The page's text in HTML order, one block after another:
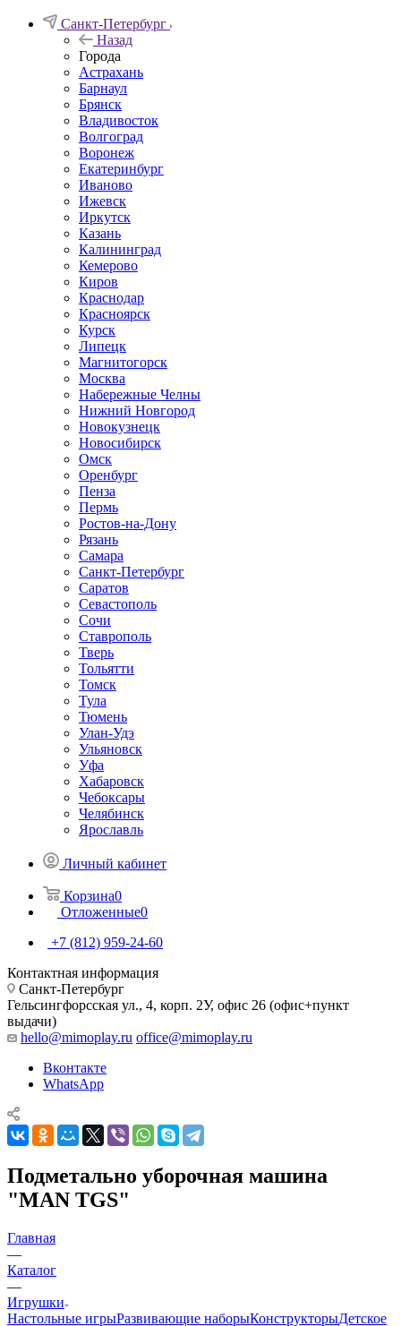
Санкт-Петербург
Назад
Города
Астрахань
Барнаул
Брянск
Владивосток
Волгоград
Воронеж
Екатеринбург
Иваново
Ижевск
Иркутск
Казань
Калининград
Кемерово
Киров
Краснодар
Красноярск
Курск
Липецк
Магнитогорск
Москва
Набережные Челны
Нижний Новгород
Новокузнецк
Новосибирск
Омск
Оренбург
Пенза
Пермь
Ростов-на-Дону
Рязань
Самара
Санкт-Петербург
Саратов
Севастополь
Сочи
Ставрополь
Тверь
Тольятти
Томск
Тула
Тюмень
Улан-Удэ
Ульяновск
Уфа
Хабаровск
Чебоксары
Челябинск
Ярославль
Личный кабинет
Корзина0
Отложенные0
+7 (812) 959-24-60
Контактная информация
Санкт-Петербург
Гельсингфорсская ул., 4, корп. 2У, офис 26 (офис+пункт
выдачи)
hello@mimoplay.ru office@mimoplay.ru
Вконтакте
WhatsApp
Подметально уборочная машина
"MAN TGS"
Главная
—
Каталог
—
Игрушки
Настольные игрыРазвивающие наборыКонструкторыДетское